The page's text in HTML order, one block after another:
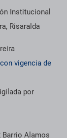
Institucional
Risaralda
vigencia de
por
Barrio Alamos